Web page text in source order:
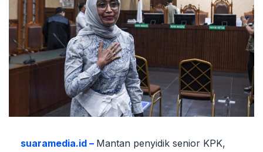
suaramedia.id – Mantan penyidik senior KPK,